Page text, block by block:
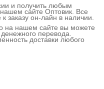
и получить любым
сайте Оптовик. Все
заказу он-лайн в наличии.
на нашем сайте вы можете
перевода.
доставки любого